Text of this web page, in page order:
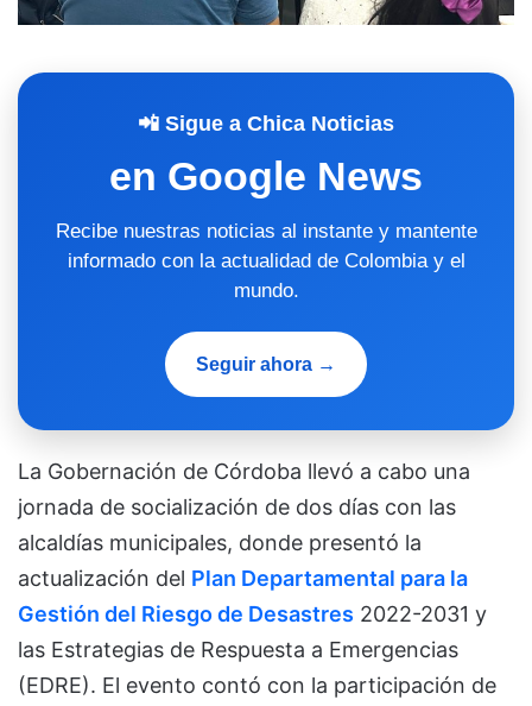
📲 Sigue a Chica Noticias
en Google News
Recibe nuestras noticias al instante y mantente
informado con la actualidad de Colombia y el
mundo.
Seguir ahora →
La Gobernación de Córdoba llevó a cabo una
jornada de socialización de dos días con las
alcaldías municipales, donde presentó la
actualización del Plan Departamental para la
Gestión del Riesgo de Desastres 2022-2031 y
las Estrategias de Respuesta a Emergencias
(EDRE). El evento contó con la participación de